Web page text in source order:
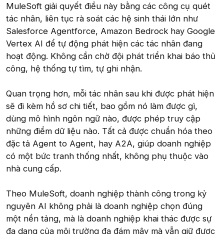
MuleSoft giải quyết điều này bằng các công cụ quét
tác nhân, liên tục rà soát các hệ sinh thái lớn như
Salesforce Agentforce, Amazon Bedrock hay Google
Vertex AI để tự động phát hiện các tác nhân đang
hoạt động. Không cần chờ đội phát triển khai báo thủ
công, hệ thống tự tìm, tự ghi nhận.
Quan trọng hơn, mỗi tác nhân sau khi được phát hiện
sẽ đi kèm hồ sơ chi tiết, bao gồm nó làm được gì,
dùng mô hình ngôn ngữ nào, được phép truy cập
những điểm dữ liệu nào. Tất cả được chuẩn hóa theo
đặc tả Agent to Agent, hay A2A, giúp doanh nghiệp
có một bức tranh thống nhất, không phụ thuộc vào
nhà cung cấp.
Theo MuleSoft, doanh nghiệp thành công trong kỷ
nguyên AI không phải là doanh nghiệp chọn đúng
một nền tảng, mà là doanh nghiệp khai thác được sự
đa dạng của môi trường đa đám mây mà vẫn giữ được